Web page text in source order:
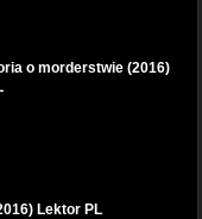
o morderstwie (2016)
Lektor PL